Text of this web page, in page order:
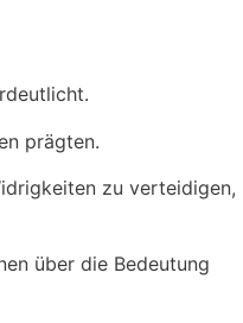
prägten.
zu verteidigen,
über die Bedeutung